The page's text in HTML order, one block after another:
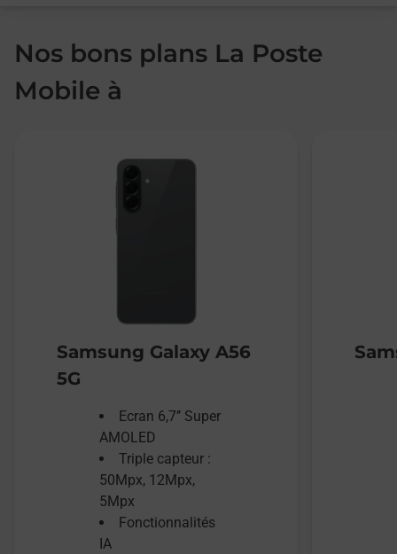
Nos bons plans La Poste
Mobile à
Samsung Galaxy A56
5G
Ecran 6,7’’ Super
AMOLED
Triple capteur :
50Mpx, 12Mpx,
5Mpx
Fonctionnalités
IA